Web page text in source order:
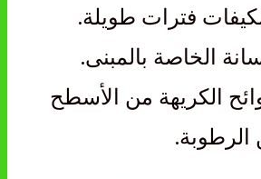
فترات طويلة.
الخاصة بالمبنى.
الكريهة من الأسطح
الرطوبة.